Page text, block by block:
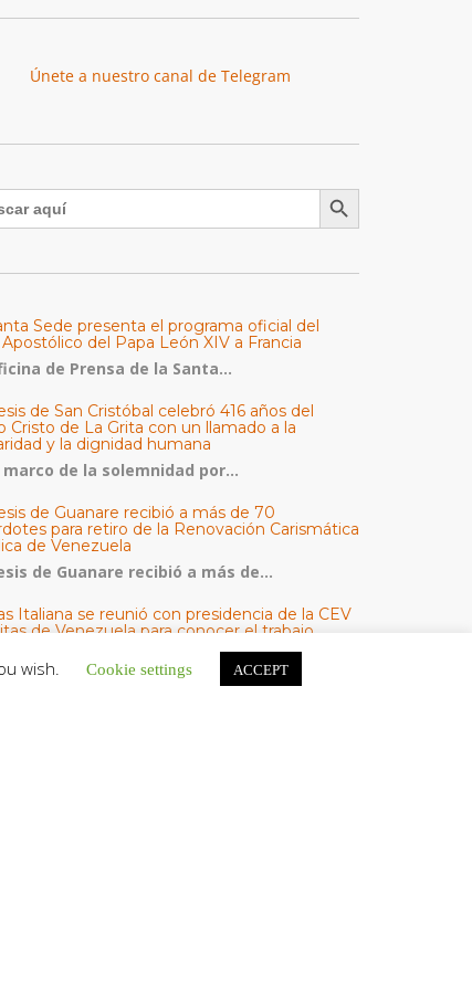
Únete a nuestro canal de Telegram
Botón de búsqueda
Sede presenta el programa oficial del
del Papa León XIV a Francia
de Prensa de la Santa...
de San Cristóbal celebró 416 años del
Cristo de La Grita con un llamado a la
y la dignidad humana
marco de la solemnidad por...
de Guanare recibió a más de 70
para retiro de la Renovación Carismática
de Venezuela
de Guanare recibió a más de...
Italiana se reunió con presidencia de la CEV
de Venezuela para conocer el trabajo
encabezada por el padre Marco...
wish. Cookie settings ACCEPT